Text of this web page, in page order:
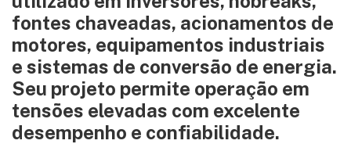
fontes chaveadas, acionamentos de
motores, equipamentos industriais
e sistemas de conversão de energia.
Seu projeto permite operação em
tensões elevadas com excelente
desempenho e confiabilidade.